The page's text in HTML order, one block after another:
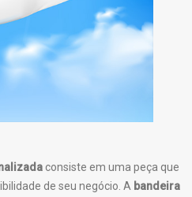
consiste em uma peça que
de seu negócio. A bandeira